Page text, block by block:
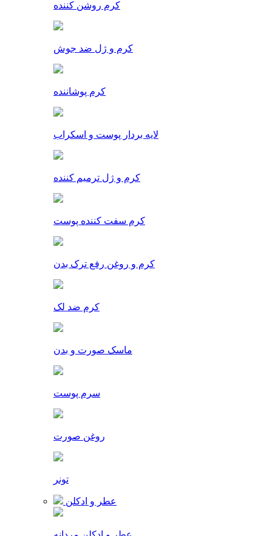
کرم روشن کننده
کرم و ژل ضد جوش
کرم پوشاننده
لایه بردار پوست و اسکراب
کرم و ژل ترمیم کننده
کرم سفت کننده پوست
کرم و روغن رفع ترک بدن
کرم ضد لک
ماسک صورت و بدن
سرم پوست
روغن صورت
تونر
عطر و ادکلن